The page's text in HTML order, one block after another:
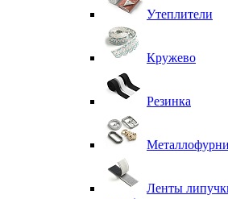
Утеплители
Кружево
Резинка
Ленты